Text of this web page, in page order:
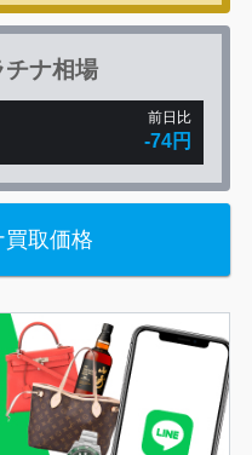
チナ相場
前日比
-74円
取価格